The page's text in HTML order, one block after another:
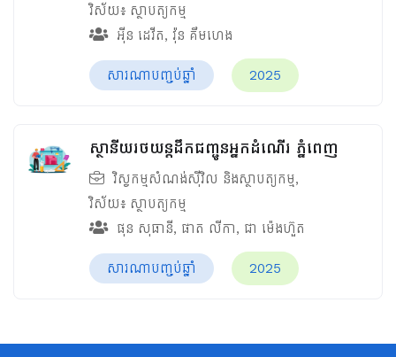
វិស័យ៖ ស្ថាបត្យកម្ម
អ៊ីន ដេវីត, វ៉ុន គឹមហេង
សារណាបញ្ចប់ឆ្នាំ 2025
ស្ថានីយរថយន្តដឹកជញ្ជូនអ្នកដំណើរ ភ្នំពេញ
វិស្វកម្មសំណង់ស៊ីវិល និងស្ថាបត្យកម្ម,
វិស័យ៖ ស្ថាបត្យកម្ម
ផុន សុធានី, ផាត លីកា, ជា ម៉េងហ៊ួត
សារណាបញ្ចប់ឆ្នាំ 2025